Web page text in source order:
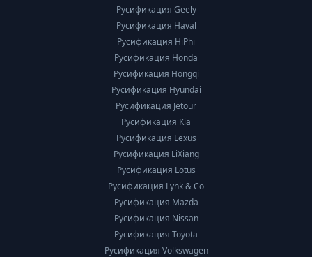
Русификация Geely
Русификация Haval
Русификация HiPhi
Русификация Honda
Русификация Hongqi
Русификация Hyundai
Русификация Jetour
Русификация Kia
Русификация Lexus
Русификация LiXiang
Русификация Lotus
Русификация Lynk & Co
Русификация Mazda
Русификация Nissan
Русификация Toyota
Русификация Volkswagen